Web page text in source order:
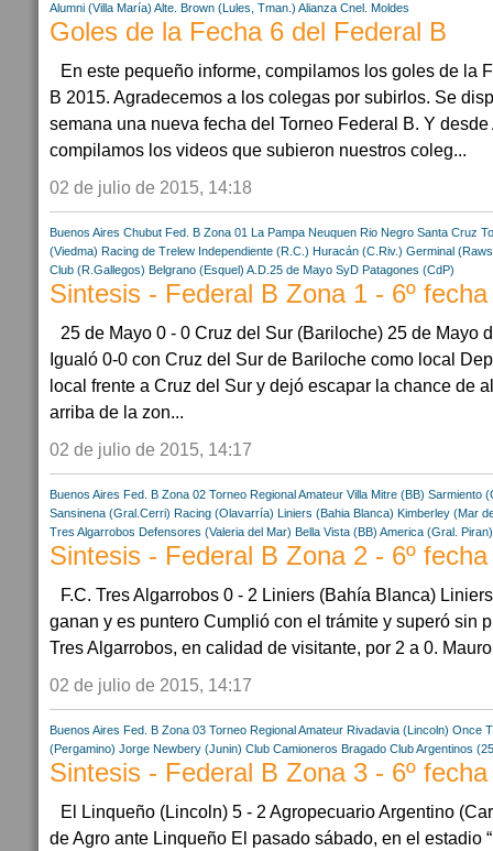
Alumni (Villa María) Alte. Brown (Lules, Tman.) Alianza Cnel. Moldes
Goles de la Fecha 6 del Federal B
En este pequeño informe, compilamos los goles de la
B 2015. Agradecemos a los colegas por subirlos. Se
semana una nueva fecha del Torneo Federal B. Y
compilamos los videos que subieron nuestros coleg...
02 de julio de 2015, 14:18
Buenos Aires Chubut Fed. B Zona 01 La Pampa Neuquen Rio Negro Santa Cruz
(Viedma) Racing de Trelew Independiente (R.C.) Huracán (C.Riv.) Germinal
Club (R.Gallegos) Belgrano (Esquel) A.D.25 de Mayo SyD Patagones (CdP)
Sintesis - Federal B Zona 1 - 6º fecha
25 de Mayo 0 - 0 Cruz del Sur (Bariloche) 25 de Mayo
Igualó 0-0 con Cruz del Sur de Bariloche como local
local frente a Cruz del Sur y dejó escapar la chance de
arriba de la zon...
02 de julio de 2015, 14:17
Buenos Aires Fed. B Zona 02 Torneo Regional Amateur Villa Mitre (BB) Sarmiento
Sansinena (Gral.Cerri) Racing (Olavarría) Liniers (Bahia Blanca) Kimberley (Mar
Tres Algarrobos Defensores (Valeria del Mar) Bella Vista (BB) America (Gral. Piran)
Sintesis - Federal B Zona 2 - 6º fecha
F.C. Tres Algarrobos 0 - 2 Liniers (Bahía Blanca)
ganan y es puntero Cumplió con el trámite y superó sin
Tres Algarrobos, en calidad de visitante, por 2 a 0.
02 de julio de 2015, 14:17
Buenos Aires Fed. B Zona 03 Torneo Regional Amateur Rivadavia (Lincoln) Once
(Pergamino) Jorge Newbery (Junin) Club Camioneros Bragado ClubArgentinos
Sintesis - Federal B Zona 3 - 6º fecha
El Linqueño (Lincoln) 5 - 2 Agropecuario Argentino
de Agro ante Linqueño El pasado sábado, en el estadio